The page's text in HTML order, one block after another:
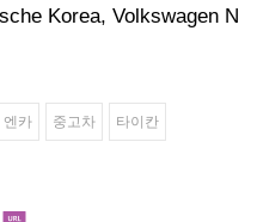
Korea, Volkswagen N
엔카 중고차 타이칸